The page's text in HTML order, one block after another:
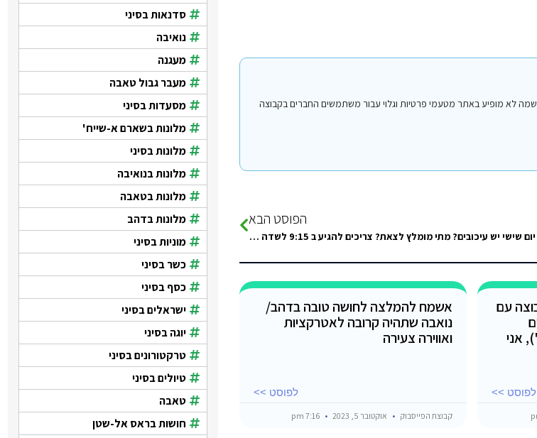
מחברי או חברות קבוצת הפייסבוק "סיני טיפים והמלצות" לפני 3 שנים. שמו או שמה לא מופיע באתר מטעמי פרטיות וגלוי עבור משתמשים החברים בקבוצה
הפוסט הבא
ביציאה מסיני יום שישי יש עיכובים? מתי מומלץ לצאת? צריכים להגיע ב 9:15 לשדה התעופה רמון
עם
אני
לפוסט >>
אשמח להמלצה לחושה טובה בדהב/
נואבה שתהיה קרובה לאטרקציות
ואווירה צעירה
לפוסט >>
קבוצת הפייסבוק אוקטובר 5, 2023
סדנאות בסיני
נואיבה
מעגנה
מעבר גבול טאבה
מסעדות בסיני
מלונות בשארם א-שייח'
מלונות בסיני
מלונות בנואיבה
מלונות בטאבה
מלונות בדהב
מוניות בסיני
כשר בסיני
כסף בסיני
ישראלים בסיני
יוגה בסיני
טרקטורונים בסיני
טיולים בסיני
טאבה
חושות בראס אל-שטן